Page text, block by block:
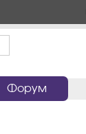
Форум